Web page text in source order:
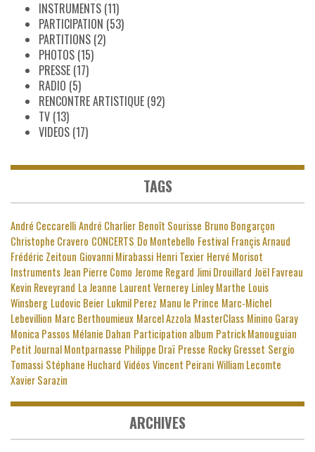
INSTRUMENTS (11)
PARTICIPATION (53)
PARTITIONS (2)
PHOTOS (15)
PRESSE (17)
RADIO (5)
RENCONTRE ARTISTIQUE (92)
TV (13)
VIDEOS (17)
TAGS
André CeccarelliAndré Charlier Benoît Sourisse Bruno Bongarçon
Christophe Cravero CONCERTS Do Montebello Festival Françis Arnaud
Frédéric Zeitoun Giovanni Mirabassi Henri Texier Hervé Morisot
InstrumentsJean Pierre Como Jerome Regard Jimi Drouillard Joël Favreau
Kevin Reveyrand La Jeanne Laurent Vernerey Linley Marthe Louis
Winsberg Ludovic Beier Lukmil Perez Manu le Prince Marc-Michel
Lebevillion Marc Berthoumieux Marcel Azzola MasterClass Minino Garay
Monica Passos Mélanie Dahan Participation album Patrick Manouguian
Petit Journal Montparnasse Philippe Draï Presse Rocky Gresset Sergio
Tomassi Stéphane Huchard VidéosVincent PeiraniWilliam Lecomte
Xavier Sarazin
ARCHIVES